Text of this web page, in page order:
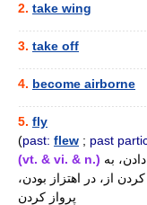
2. take wing
3. take off
4. become airborne
5. fly
(past: flew ; past
(vt. & vi. & n.)
از، در اهتزاز بودن،
پرواز کردن